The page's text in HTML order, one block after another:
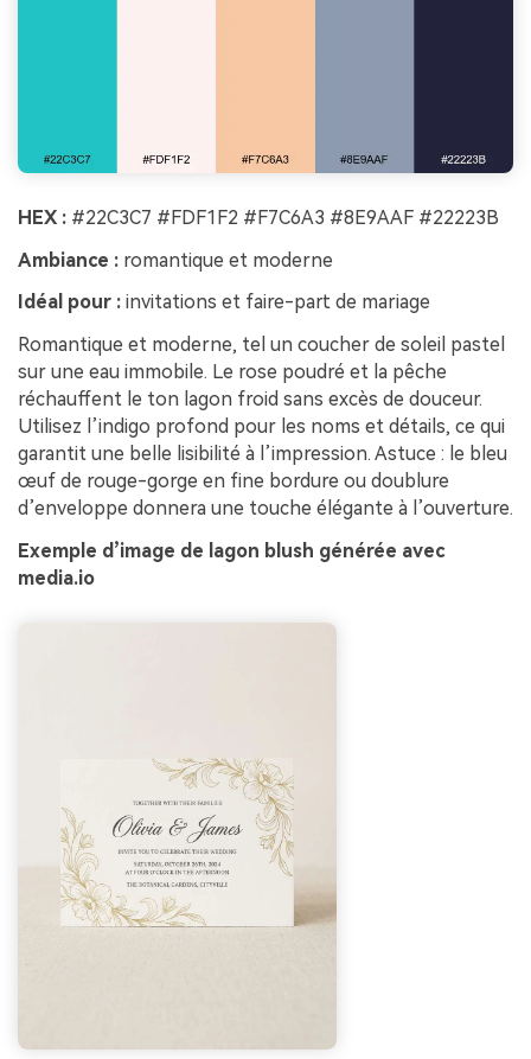
HEX : #22C3C7 #FDF1F2 #F7C6A3 #8E9AAF #22223B
Ambiance : romantique et moderne
Idéal pour : invitations et faire-part de mariage
Romantique et moderne, tel un coucher de soleil pastel
sur une eau immobile. Le rose poudré et la pêche
réchauffent le ton lagon froid sans excès de douceur.
Utilisez l’indigo profond pour les noms et détails, ce qui
garantit une belle lisibilité à l’impression. Astuce : le bleu
œuf de rouge-gorge en fine bordure ou doublure
d’enveloppe donnera une touche élégante à l’ouverture.
Exemple d’image de lagon blush générée avec
media.io